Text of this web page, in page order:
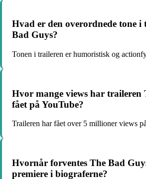
Hvad er den overordnede tone i
Bad Guys?
Tonen i traileren er humoristisk og
Hvor mange views har traileren
fået på YouTube?
Traileren har fået over 5 millioner views
Hvornår forventes The Bad
premiere i biograferne?